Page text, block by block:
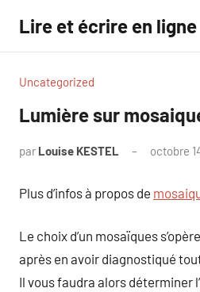
contenu
Lire et écrire en ligne
Uncategorized
Lumière sur
par Louise KESTEL octobre
Plus d’infos à propos de
Le choix d’un mosaïques
après en avoir diagnostiqué
Il vous faudra alors déterminer